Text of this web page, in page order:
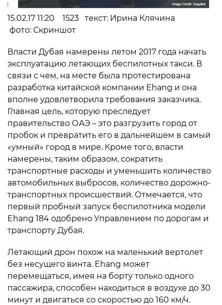
15.02.17 11:20 1523 текст: Ирина Клячина
фото: Скриншот
Власти Дубая намерены летом 2017 года начать
эксплуатацию летающих беспилотных такси. В
связи с чем, на месте была протестирована
разработка китайской компании Ehang и она
вполне удовлетворила требования заказчика.
Главная цель, которую преследует
правительство ОАЭ – это разгрузить город от
пробок и превратить его в дальнейшем в самый
«умный» город в мире. Кроме того, власти
намерены, таким образом, сократить
транспортные расходы и уменьшить количество
автомобильных выбросов, количество дорожно-
транспортных происшествий. Отмечается, что
первый пробный запуск беспилотника модели
Ehang 184 одобрено Управлением по дорогам и
транспорту Дубая.
Летающий дрон похож на маленький вертолет
без несущего винта. Ehang может
перемещаться, имея на борту только одного
пассажира, способен находиться в воздухе до 30
минут и двигаться со скоростью до 160 км/ч.